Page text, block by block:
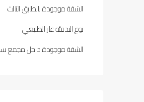
الشقة موجودة بالطابق الثالث
نوع التدفئة غاز الطبيعي
الشقة موجودة داخل مجمع